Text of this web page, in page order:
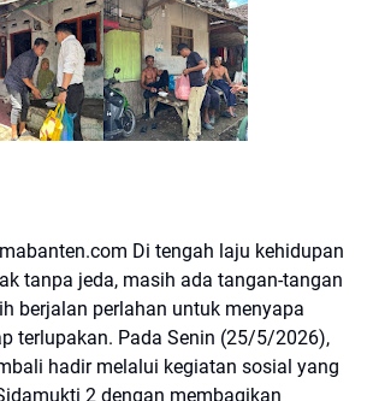
Di tengah laju kehidupan
tanpa jeda, masih ada tangan-tangan
berjalan perlahan untuk menyapa
terlupakan. Pada Senin (25/5/2026),
hadir melalui kegiatan sosial yang
2 dengan membagikan